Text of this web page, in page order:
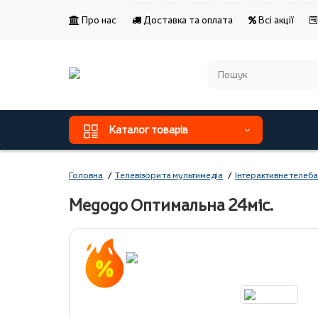
Про нас Доставка та оплата Всі акції
Каталог товарів
Головна Телевізори та мультимедіа Інтерактивне
Megogo Оптимальна 24міс.